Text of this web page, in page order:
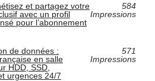
et partagez votre
avec un profil
pour l’abonnement
584
Impressions
de données :
en salle
HDD, SSD,
urgences 24/7
571
Impressions